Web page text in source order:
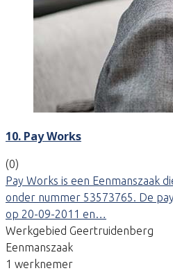
10. Pay Works
(0)
Pay Works is een Eenmanszaak
onder nummer 53573765. De
op 20-09-2011 en…
Werkgebied Geertruidenberg
Eenmanszaak
1 werknemer